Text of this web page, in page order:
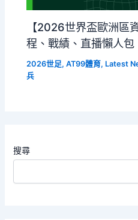
【2026世界盃歐洲區
程、戰績、直播懶人包
2026世足,AT99體育, Latest
兵
搜尋